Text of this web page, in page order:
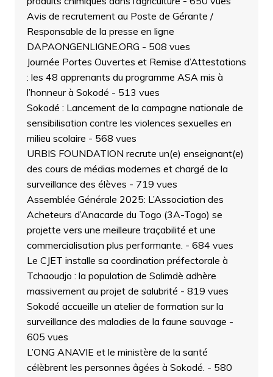
Avis de recrutement au Poste de Gérante /
Responsable de la presse en ligne
DAPAONGENLIGNE.ORG - 508 vues
Journée Portes Ouvertes et Remise d’Attestations
: les 48 apprenants du programme ASA mis à
l’honneur à Sokodé - 513 vues
Sokodé : Lancement de la campagne nationale de
sensibilisation contre les violences sexuelles en
milieu scolaire - 568 vues
URBIS FOUNDATION recrute un(e) enseignant(e)
des cours de médias modernes et chargé de la
surveillance des élèves - 719 vues
Assemblée Générale 2025: L’Association des
Acheteurs d’Anacarde du Togo (3A-Togo) se
projette vers une meilleure traçabilité et une
commercialisation plus performante. - 684 vues
Le CJET installe sa coordination préfectorale à
Tchaoudjo : la population de Salimdè adhère
massivement au projet de salubrité - 819 vues
Sokodé accueille un atelier de formation sur la
surveillance des maladies de la faune sauvage -
605 vues
L’ONG ANAVIE et le ministère de la santé
célèbrent les personnes âgées à Sokodé. - 580